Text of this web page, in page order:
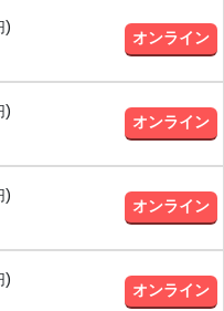
)
オンライン
)
オンライン
)
オンライン
)
オンライン